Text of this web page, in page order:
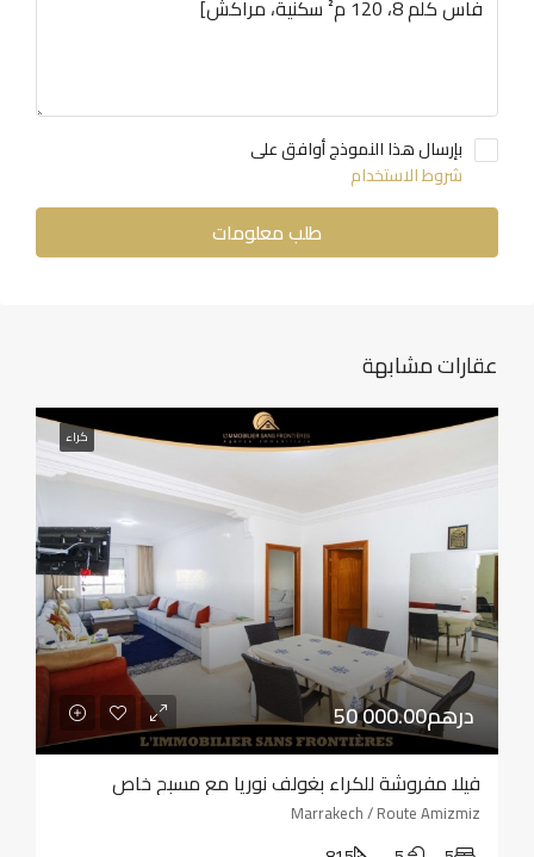
بإرسال هذا النموذج أوافق على
شروط الاستخدام
طلب معلومات
عقارات مشابهة
كراء
50 000.00درهم
فيلا مفروشة للكراء بغولف نوريا مع مسبح خاص
Marrakech / Route Amizmiz